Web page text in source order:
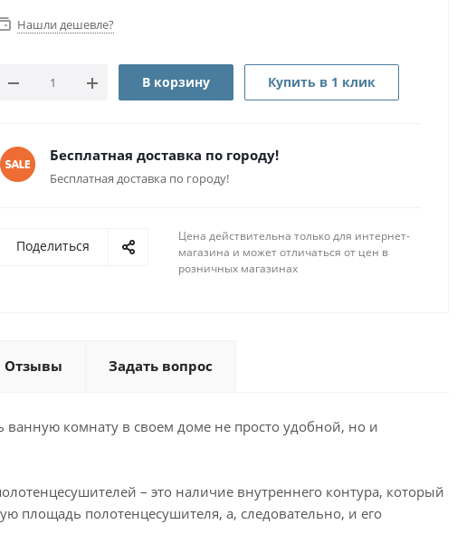
Нашли дешевле?
В корзину Купить в 1 клик
Бесплатная доставка по городу!
Бесплатная доставка по городу!
Поделиться
Цена действительна только для интернет-
магазина и может отличаться от цен в
розничных магазинах
Отзывы Задать вопрос
ванную комнату в своем доме не просто удобной, но и
– это наличие внутреннего контура, который
площадь полотенцесушителя, а, следовательно, и его